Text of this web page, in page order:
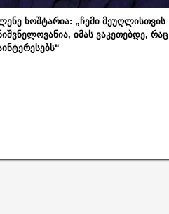
ხოშტარია: „ჩემი მეუღლისთვის
იმას ვაკეთებდე, რაც